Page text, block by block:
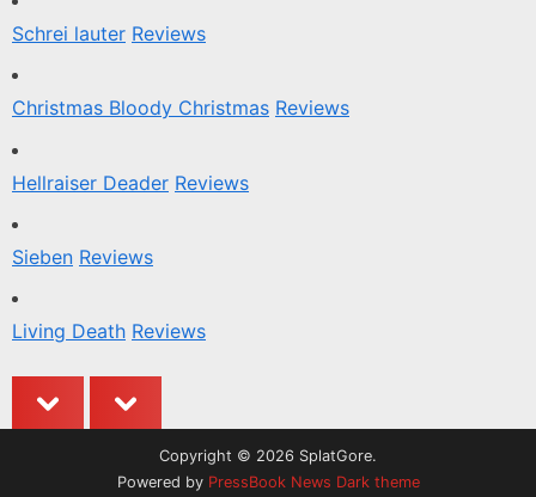
Schrei lauter Reviews
Christmas Bloody Christmas Reviews
Hellraiser Deader Reviews
Sieben Reviews
Living Death Reviews
prev next
Copyright © 2026 SplatGore.
Powered by PressBook News Dark theme